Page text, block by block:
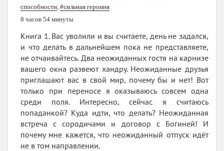
способности #сильная героиня
8 часов 54 минуты
Книга 1. Вас уволили и вы считаете, день не задался,
и что делать в дальнейшем пока не представляете,
не отчаивайтесь. Два неожиданных гостя на карнизе
вашего окна развеют хандру. Неожиданные друзья
приглашают вас в свой мир, почему бы и нет! Вот
только при переносе я оказываюсь совсем одна
среди поля. Интересно, сейчас я считаюсь
попаданкой? Куда идти, что делать? Неожиданная
встреча с сородичами и договор с Богиней! И
почему мне кажется, что неожиданный отпуск идёт
не в том направлении.